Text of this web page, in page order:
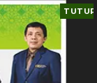
TUTUP